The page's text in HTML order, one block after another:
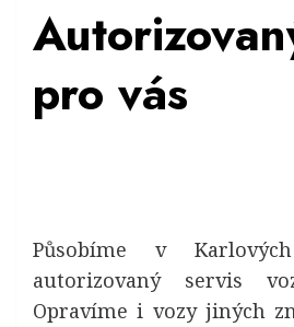
pro vás
Působíme v
autorizovaný servis
Opravíme i vozy jiných